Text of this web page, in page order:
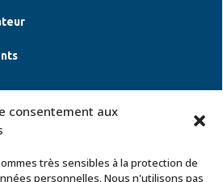
consentement aux
très sensibles à la protection de
personnelles. Nous n'utilisons pas